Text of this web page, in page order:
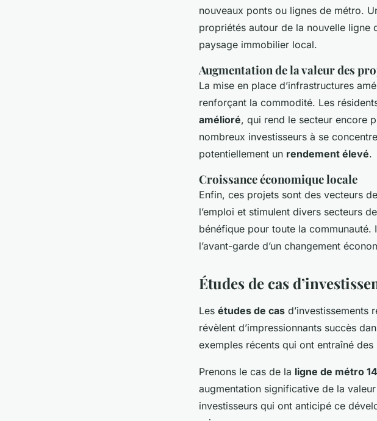
nouveaux ponts ou lignes de métro.
propriétés autour de la nouvelle ligne
paysage immobilier local.
Augmentation de la valeur des
La mise en place d’infrastructures
renforçant la commodité. Les
amélioré, qui rend le secteur encore
nombreux investisseurs à se
potentiellement un rendement élevé.
Croissance économique locale
Enfin, ces projets sont des vecteurs de
l’emploi et stimulent divers secteurs
bénéfique pour toute la
l’avant-garde d’un changement
Études de cas
Les études de cas d’investissements
révèlent d’impressionnants succès
exemples récents qui ont entraîné
Prenons le cas de la ligne de métro 14
augmentation significative de la
investisseurs qui ont anticipé ce